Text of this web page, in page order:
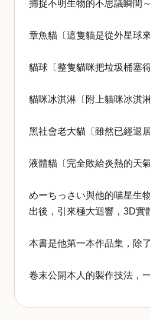
捕捉不明生物的不思議瞬間～
章魚貓〔這隻貓是從外星球
貓球〔整隻貓咪把垃圾桶塞
貓咪冰淇淋〔附上貓咪冰淇
黑社會老大貓〔雖然已經退
液體貓〔完全敗給炎熱的天
めーちっさい與他的喵星生
出後，引來極大迴響，3D實
本書是他第一本作品集，除
卷末公開本人的製作技法，